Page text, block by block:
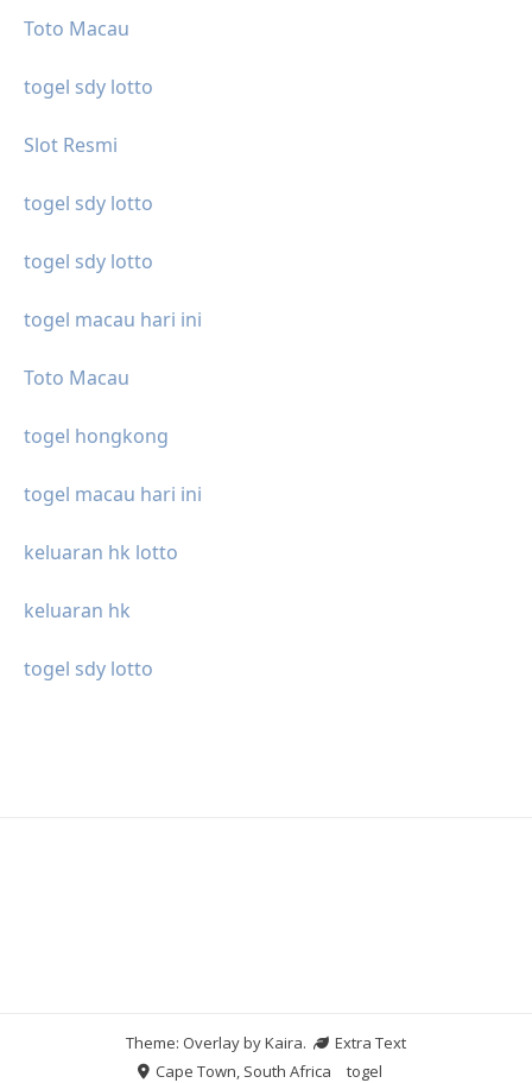
Toto Macau
togel sdy lotto
Slot Resmi
togel sdy lotto
togel sdy lotto
togel macau hari ini
Toto Macau
togel hongkong
togel macau hari ini
keluaran hk lotto
keluaran hk
togel sdy lotto
Theme: Overlay byKaira.
Extra Text
Cape Town, South Africa
togel